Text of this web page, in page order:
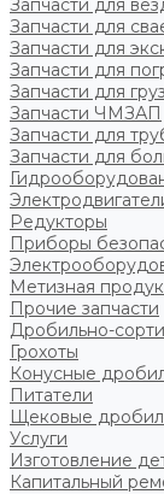
Запчасти для
Запчасти для
Запчасти для
Запчасти для
Запчасти для
Запчасти ЧМЗАП
Запчасти для
Запчасти для
Редукторы
Приборы
Метизная
Прочие запчасти
Дробильно-
Грохоты
Конусные
Питатели
Щековые
Услуги
Изготовление
Капитальный